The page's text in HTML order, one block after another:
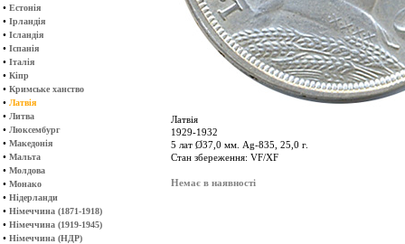
• Естонія
• Ірландія
• Ісландія
• Іспанія
• Італія
• Кіпр
• Кримське ханство
• Латвія
• Литва
• Люксембург
• Македонія
• Мальта
• Молдова
• Монако
• Нідерланди
• Німеччина (1871-1918)
• Німеччина (1919-1945)
• Німеччина (НДР)
Латвія
1929-1932
5 лат Ø37,0 мм. Ag-835, 25,0 г.
Стан збереження: VF/XF
Немає в наявності